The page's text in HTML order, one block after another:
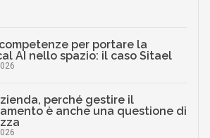
per portare la
AI nello spazio: il caso Sitael
perché gestire il
è anche una questione di